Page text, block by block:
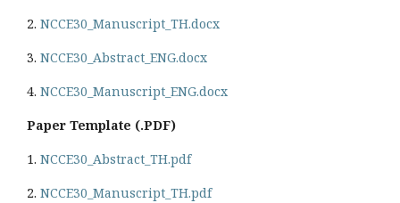
2. NCCE30_Manuscript_TH.docx
3. NCCE30_Abstract_ENG.docx
4. NCCE30_Manuscript_ENG.docx
Paper Template (.PDF)
1. NCCE30_Abstract_TH.pdf
2. NCCE30_Manuscript_TH.pdf